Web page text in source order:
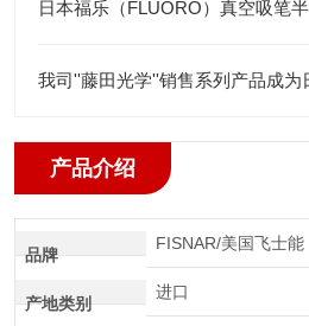
产品介绍
品牌
FISNAR/美国飞士能
产地类别
进口